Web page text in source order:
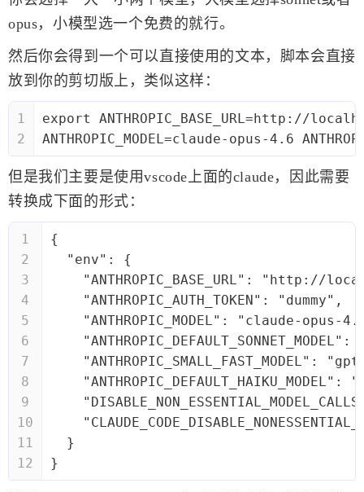
opus，小模型选一个免费的就行。
然后你会得到一个可以直接使用的文本，脚本会直接
放到你的剪切版上，类似这样：
1
2
export ANTHROPIC_BASE_URL=http://
ANTHROPIC_MODEL=claude-opus-4.6
但是我们主要是使用vscode上面的claude，因此需要
转换成下面的形式：
1
2
3
4
5
6
7
8
9
10
11
12
{
  "env": {
"ANTHROPIC_BASE_URL": "http://
    "ANTHROPIC_AUTH_TOKEN": "dummy",
"ANTHROPIC_MODEL": "claude-opus-
"ANTHROPIC_DEFAULT_SONNET_MODEL":
"ANTHROPIC_SMALL_FAST_MODEL":
"ANTHROPIC_DEFAULT_HAIKU_MODEL":
  }
}